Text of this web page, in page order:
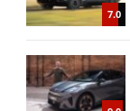
7.0